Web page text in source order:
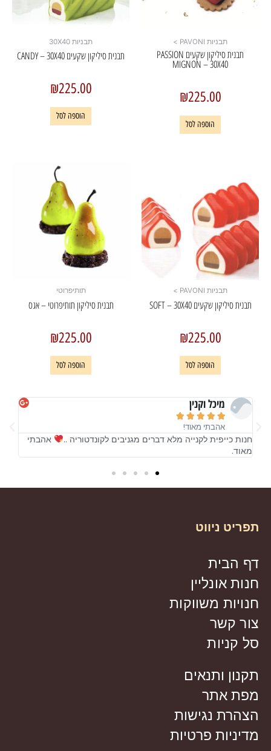
תבניות PAVONI >
תבנית סיליקון שקעים PASSION
MIGNON – 30X40
₪225.00
הוספה לסל
תבניות 30X40
תבנית סיליקון שקעים CANDY – 30X40
₪225.00
הוספה לסל
תבניות PAVONI >
תבנית סיליקון שקעים SOFT – 30X40
₪225.00
הוספה לסל
תותיפרוטי
תבנית סיליקון תותיפרוטי – אגס
₪225.00
הוספה לסל
מיכל וקנין





אהבתי מאוד!
חנות כייפית לקנייה מלא דברים מגניבים לקונדטוריה ..
אהבתי
מאוד.
תפריט ניווט
דף הבית
חנות אונליין
חנויות משווקות
צור קשר
סל קניות
תקנון ותנאים
מפת אתר
הצהרת נגישות
מדיניות פרטיות